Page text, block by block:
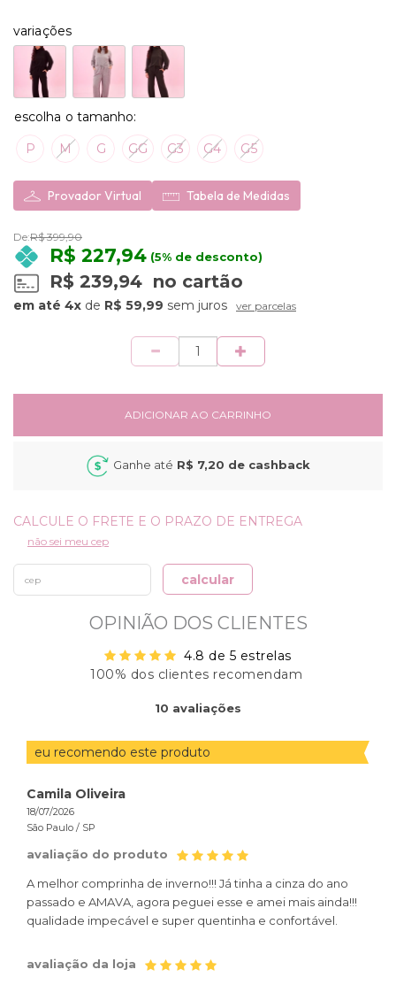
variações
P M G GG G3 G4 G5
Provador Virtual Tabela de Medidas
De:R$ 399,90
R$ 227,94 (5% de desconto)
R$ 239,94 no cartão
4x de R$ 59,99 sem juros ver parcelas
ADICIONAR AO CARRINHO
Ganhe até R$ 7,20 de cashback
não sei meu cep
calcular
OPINIÃO DOS CLIENTES
4.8 de 5 estrelas
100% dos clientes recomendam
10 avaliações
eu recomendo este produto
Camila Oliveira
18/07/2026
São Paulo / SP
avaliação do produto
A melhor comprinha de inverno!!! Já tinha a cinza do ano
passado e AMAVA, agora peguei esse e amei mais ainda!!!
qualidade impecável e super quentinha e confortável.
avaliação da loja